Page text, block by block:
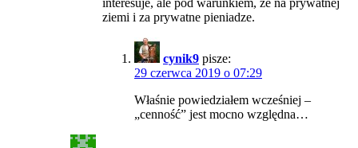
interesuje, ale pod warunkiem, ze na prywatnej
ziemi i za prywatne pieniadze.
cynik9 pisze:
29 czerwca 2019 o 07:29
Właśnie powiedziałem wcześniej –
„cenność” jest mocno względna…